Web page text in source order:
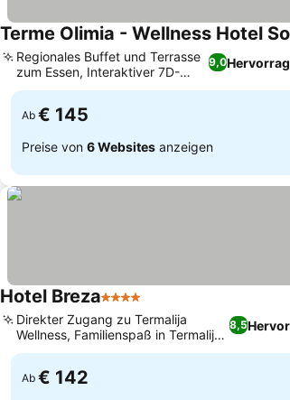
Terme Olimia - Wellness Hotel
9,0
Regionales Buffet und Terrasse
zum Essen, Interaktiver 7D-
Kinosaal
Ab € 145
Preise von 6 Websites anzeigen
Hotel Breza4 Sterne
8,5
Direkter Zugang zu Termalija
Wellness, Familienspaß in Termalija
und Aqualuna
Ab € 142